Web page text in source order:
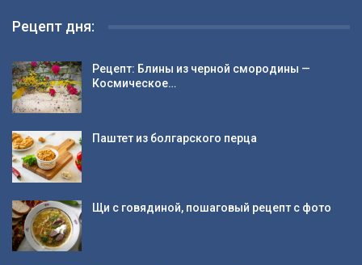
Рецепт дня:
Рецепт: Блины из черной смородины —
Космическое…
Паштет из болгарского перца
Щи с говядиной, пошаговый рецепт с фото